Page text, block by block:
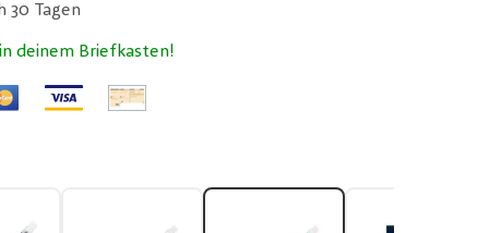
30 Tagen
deinem Briefkasten!